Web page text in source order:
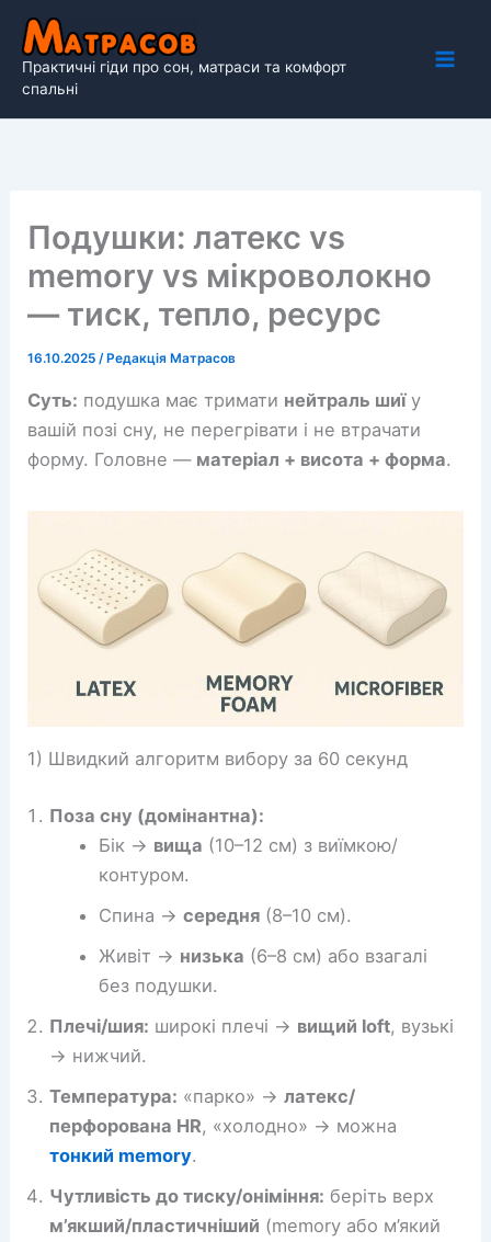
Перейти
вмісту
Практичні гіди про сон, матраси та комфорт
спальні
Подушки: латекс vs
memory vs мікроволокно
— тиск, тепло, ресурс
16.10.2025/ Редакція Матрасов
Суть: подушка має тримати нейтраль шиїу
вашій позі сну, не перегрівати і не втрачати
форму. Головне — матеріал + висота + форма.
1) Швидкий алгоритм вибору за 60 секунд
Поза сну (домінантна):
Бік → вища (10–12 см) з виїмкою/
контуром.
Спина → середня(8–10 см).
Живіт → низька (6–8 см) або взагалі
без подушки.
Плечі/шия: широкі плечі → вищий loft, вузькі
→ нижчий.
Температура: «парко» →латекс/
перфорована HR, «холодно» → можна
тонкий memory.
Чутливість до тиску/оніміння: беріть верх
м’якший/пластичніший (memory або м’який